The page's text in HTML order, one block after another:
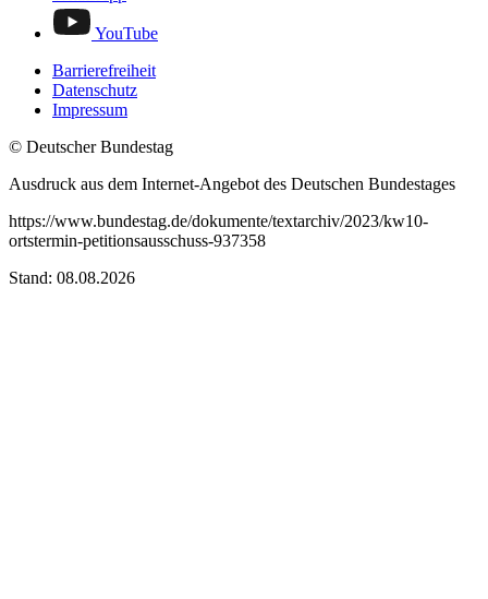
YouTube
Barrierefreiheit
Datenschutz
Impressum
© Deutscher Bundestag
Ausdruck aus dem Internet-Angebot des Deutschen Bundestages
https://www.bundestag.de/dokumente/textarchiv/2023/kw10-
ortstermin-petitionsausschuss-937358
Stand: 08.08.2026